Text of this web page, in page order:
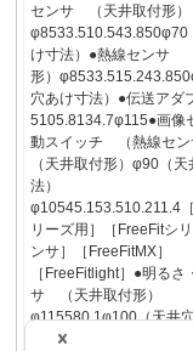
センサ （天井取付形）
φ8533.510.543.850φ70
け寸法）●熱線センサ
形）
穴あけ寸法）●伝送アダ
5105.8134.7φ115●画像
動スイッチ （熱線セン
（天井取付形）φ90（
法）
φ10545.153.510.211.4
リーズ用］［FreeFitシ
ンサ］［FreeFitMX］
［FreeFitlight］●明るさ
サ （天井取付形）
φ115580.1φ100（天井
法）■寸法図（単位：